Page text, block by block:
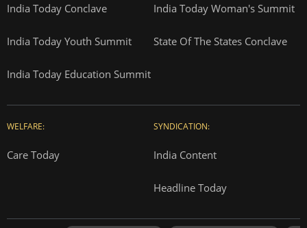
India Today Conclave India Today Woman's Summit
India Today Youth Summit State Of The States Conclave
India Today Education Summit
WELFARE:
Care Today
SYNDICATION:
India Content
Headline Today